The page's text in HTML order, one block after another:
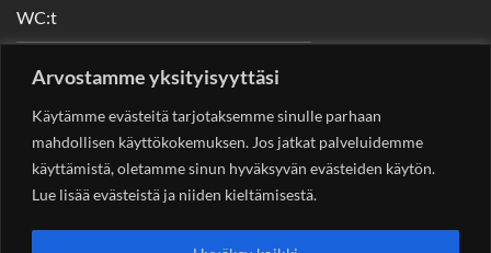
Arvostamme yksityisyyttäsi
Käytämme evästeitä tarjotaksemme sinulle parhaan
mahdollisen käyttökokemuksen. Jos jatkat palveluidemme
käyttämistä, oletamme sinun hyväksyvän evästeiden käytön.
Lue lisää evästeistä ja niiden kieltämisestä.
WC:t
YHTEYSTIEDOT
Helsingin Rakennuskonevuokraus OySotungintie 449,